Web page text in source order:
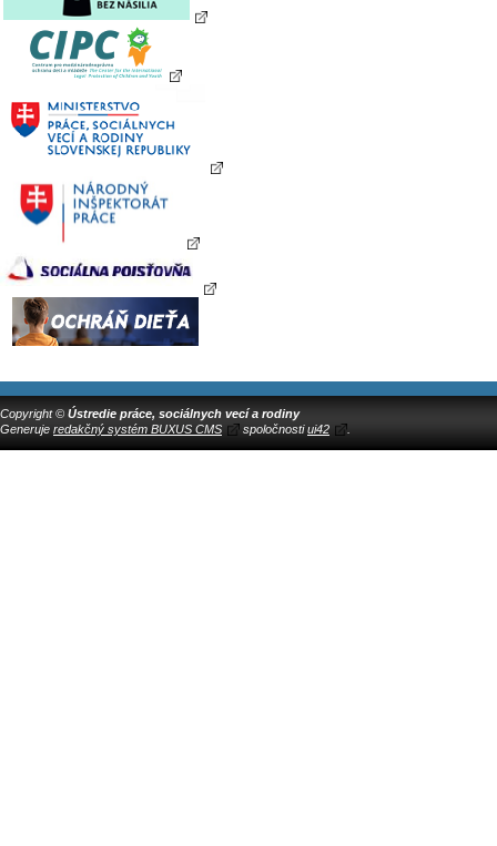
Copyright © Ústredie práce, sociálnych vecí a rodiny
Generuje redakčný systém BUXUS CMS spoločnostiui42